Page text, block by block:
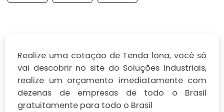
Realize uma cotação de Tenda lona, você só
vai descobrir no site do Soluções Industriais,
realize um orçamento imediatamente com
dezenas de empresas de todo o Brasil
gratuitamente para todo o Brasil